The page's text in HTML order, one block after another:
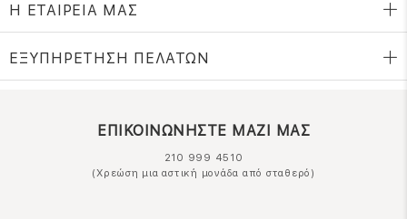
Η ΕΤΑΙΡΕΙΑ ΜΑΣ
ΕΞΥΠΗΡΕΤΗΣΗ ΠΕΛΑΤΩΝ
ΕΠΙΚΟΙΝΩΝΗΣΤΕ ΜΑΖΙ ΜΑΣ
210 999 4510
(Χρεώση μια αστική μονάδα από σταθερό)